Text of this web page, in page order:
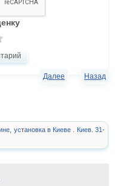
Назад
Далее
установка в Киеве . Киев. 31-